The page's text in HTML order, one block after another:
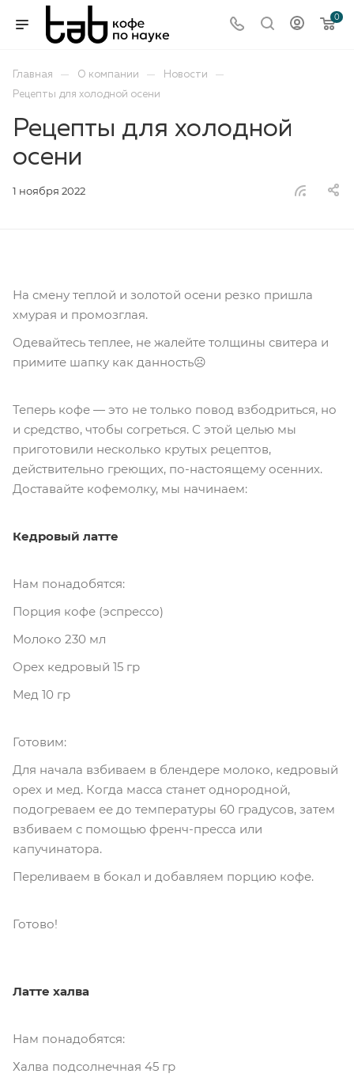
0
Главная — О компании — Новости —
Рецепты для холодной осени
Рецепты для холодной
осени
1 ноября 2022
На смену теплой и золотой осени резко пришла
хмурая и промозглая.
Одевайтесь теплее, не жалейте толщины свитера и
примите шапку как данность☹️
Теперь кофе — это не только повод взбодриться, но
и средство, чтобы согреться. С этой целью мы
приготовили несколько крутых рецептов,
действительно греющих, по-настоящему осенних.
Доставайте кофемолку, мы начинаем:
Кедровый латте
Нам понадобятся:
Порция кофе (эспрессо)
Молоко 230 мл
Орех кедровый 15 гр
Мед 10 гр
Готовим:
Для начала взбиваем в блендере молоко, кедровый
орех и мед. Когда масса станет однородной,
подогреваем ее до температуры 60 градусов, затем
взбиваем с помощью френч-пресса или
капучинатора.
Переливаем в бокал и добавляем порцию кофе.
Готово!
Латте халва
Нам понадобятся:
Халва подсолнечная 45 гр